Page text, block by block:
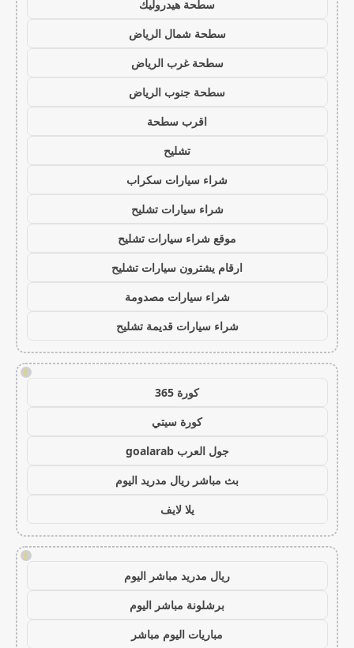
سطحة هيدروليك
سطحة شمال الرياض
سطحة غرب الرياض
سطحة جنوب الرياض
اقرب سطحة
تشليح
شراء سيارات سكراب
شراء سيارات تشليح
موقع شراء سيارات تشليح
ارقام يشترون سيارات تشليح
شراء سيارات مصدومة
شراء سيارات قديمة تشليح
!
كورة 365
كورة سيتي
جول العرب goalarab
بث مباشر ريال مدريد اليوم
يلا لايف
!
ريال مدريد مباشر اليوم
برشلونة مباشر اليوم
مباريات اليوم مباشر